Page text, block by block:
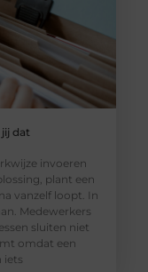
dat
invoeren
plant een
vanzelf loopt. In
Medewerkers
sluiten niet
omdat een
iets